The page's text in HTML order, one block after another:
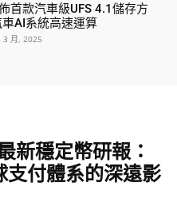
首款汽車級UFS 4.1儲存方
AI系統高速運算
3 月, 2025